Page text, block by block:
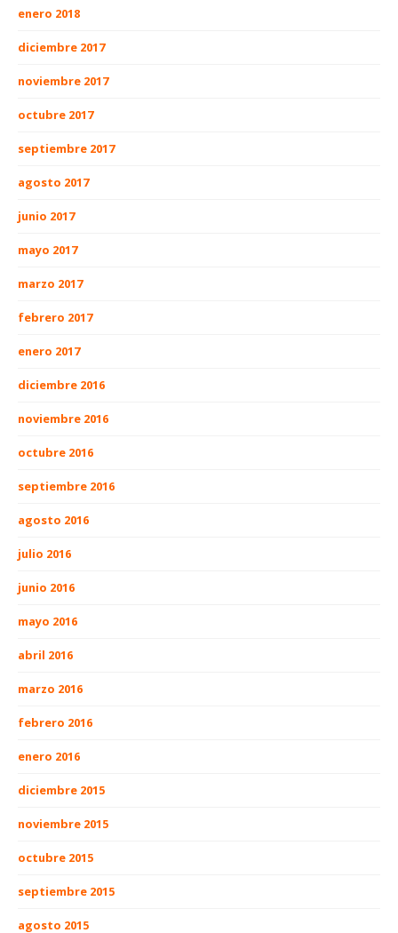
enero 2018
diciembre 2017
noviembre 2017
octubre 2017
septiembre 2017
agosto 2017
junio 2017
mayo 2017
marzo 2017
febrero 2017
enero 2017
diciembre 2016
noviembre 2016
octubre 2016
septiembre 2016
agosto 2016
julio 2016
junio 2016
mayo 2016
abril 2016
marzo 2016
febrero 2016
enero 2016
diciembre 2015
noviembre 2015
octubre 2015
septiembre 2015
agosto 2015